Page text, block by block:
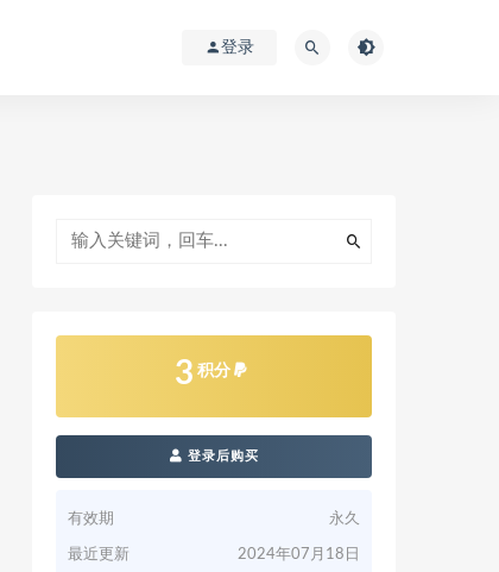
登录
3 积分
登录后购买
有效期 永久
最近更新 2024年07月18日